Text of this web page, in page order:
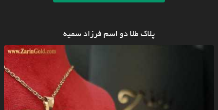
پلاک طلا دو اسم فرزاد سمیه